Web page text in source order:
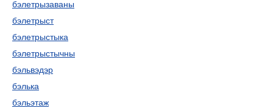
бэлетрызаваны
бэлетрыст
бэлетрыстыка
бэлетрыстычны
бэльвэдэр
бэлька
бэльэтаж